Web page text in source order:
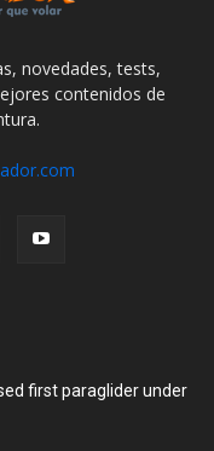
novedades, tests,
contenidos de
first paraglider under